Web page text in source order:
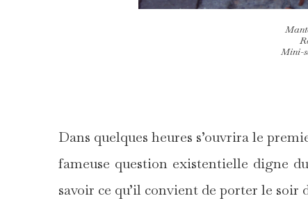
Mini-
Dans quelques heures s’ouvrira le
fameuse question existentielle digne
savoir ce qu’il convient de porter le